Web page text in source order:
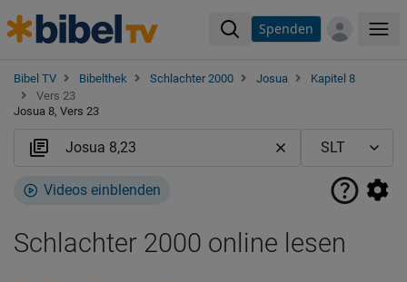
Spenden
Bibel TV Bibelthek Schlachter 2000 Josua
Kapitel 8
Vers 23
Josua 8, Vers 23
Videos einblenden
Schlachter 2000 online lesen